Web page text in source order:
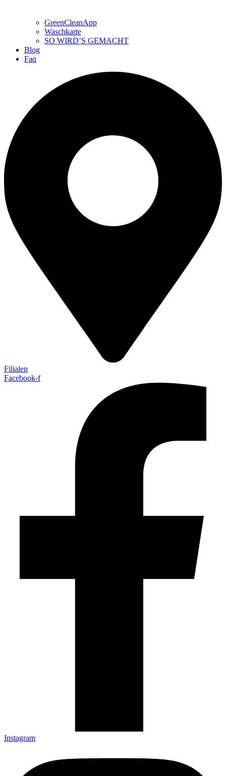
GreenCleanApp
Waschkarte
SO WIRD’S GEMACHT
Blog
Faq
Filialen
Facebook-f
Instagram